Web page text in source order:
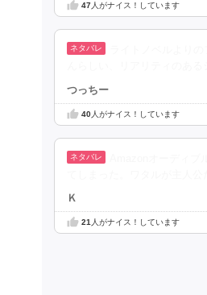
47人がナイス！しています
んらしい、リアリティのあ
つっちー
40人がナイス！しています
てしまった。ワタルが主人
Ｋ
21人がナイス！しています